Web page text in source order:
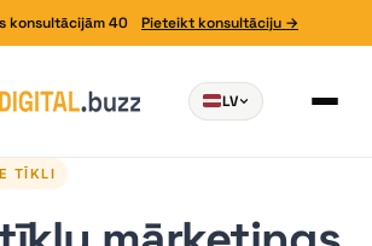
konsultācijām 40 Pieteikt konsultāciju →
LV
TĪKLI